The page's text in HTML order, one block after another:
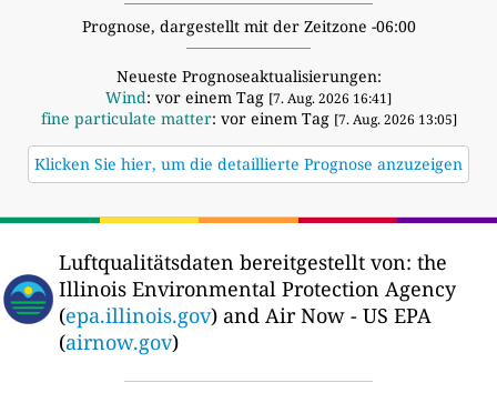
Prognose, dargestellt mit der Zeitzone -06:00
Neueste Prognoseaktualisierungen:
Wind: vor einem Tag [7. Aug. 2026 16:41]
fine particulate matter: vor einem Tag [7. Aug. 2026 13:05]
Klicken Sie hier, um die detaillierte Prognose anzuzeigen
Luftqualitätsdaten bereitgestellt von: the
Illinois Environmental Protection Agency
(epa.illinois.gov) and Air Now - US EPA
(airnow.gov)